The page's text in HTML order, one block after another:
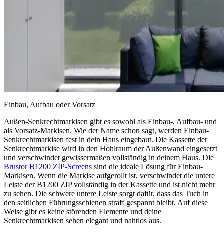
Einbau, Aufbau oder Vorsatz
Außen-Senkrechtmarkisen gibt es sowohl als Einbau-, Aufbau- und
als Vorsatz-Markisen. Wie der Name schon sagt, werden Einbau-
Senkrechtmarkisen fest in dein Haus eingebaut. Die Kassette der
Senkrechtmarkise wird in den Hohlraum der Außenwand eingesetzt
und verschwindet gewissermaßen vollständig in deinem Haus. Die
Brustor B1200 ZIP-Screens sind die ideale Lösung für Einbau-
Markisen. Wenn die Markise aufgerollt ist, verschwindet die untere
Leiste der B1200 ZIP vollständig in der Kassette und ist nicht mehr
zu sehen. Die schwere untere Leiste sorgt dafür, dass das Tuch in
den seitlichen Führungsschienen straff gespannt bleibt. Auf diese
Weise gibt es keine störenden Elemente und deine
Senkrechtmarkisen sehen elegant und nahtlos aus.